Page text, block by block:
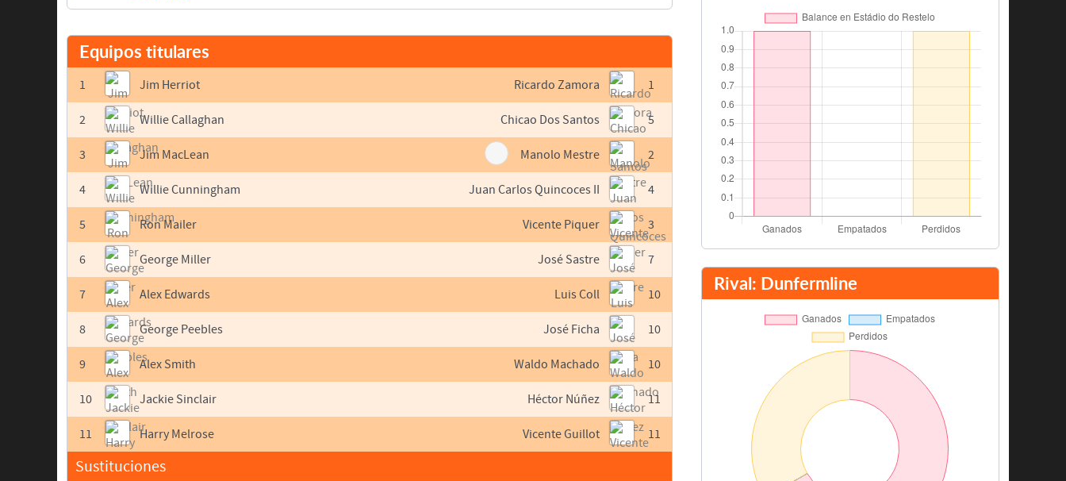
Equipos titulares
1 Jim Herriot
2 Willie Callaghan
3 Jim MacLean
4 Willie Cunningham
5 Ron Mailer
6 George Miller
7 Alex Edwards
8 George Peebles
9 Alex Smith
10 Jackie Sinclair
11 Harry Melrose
Sustituciones
1
Ricardo Zamora
5
Chicao Dos Santos
2
Manolo Mestre
4
Juan Carlos Quincoces II
3
Vicente Piquer
7
José Sastre
10
Luis Coll
10
José Ficha
10
Waldo Machado
11
Héctor Núñez
11
Vicente Guillot
Rival: Dunfermline